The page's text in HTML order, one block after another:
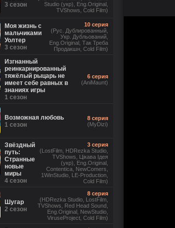
3 сезон
Studio (укр), Eng.Original,
TVShows, Cold Film)
Моя жизнь с
мальчиками
Уолтер
3 сезон
10 серия
(Рус. Дублированный,
Укр. Дубльований,
Eng.Original, Так Треба
Продакшн, Cold Film)
Изгнанный
реинкарнированный
тяжёлый рыцарь не
имеет себе равных в
знаниях игры
1 сезон
6 серия
(AniMaunt)
Возможная любовь
1 сезон
8 серия
(MyDizi)
Звёздный
путь:
Странные
новые
миры
4 сезон
3 серия
(LostFilm, HDRezka Studio,
TVShows, Цікава Ідея
(укр), Eng.Original,
Contentica, NewComers,
1WinStudio, LE-Production,
Cold Film)
Шугар
2 сезон
8 серия
(HDRezka Studio, LostFilm,
TVShows, Red Head Sound,
Eng.Original, NewStudio,
ViruseProject, Cold Film)